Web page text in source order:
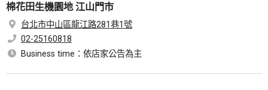
棉花田生機園地 江山門市
台北市中山區龍江路281巷1號
02-25160818
Business time：依店家公告為主